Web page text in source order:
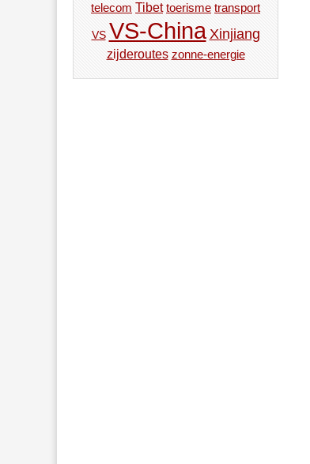
telecom Tibet toerisme transport
VS VS-China Xinjiang
zijderoutes zonne-energie